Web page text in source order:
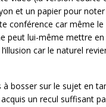
et un papier pour
conférence car même le
peut lui-même mettre
car le naturel
à bosser sur le sujet en
un recul suffisant